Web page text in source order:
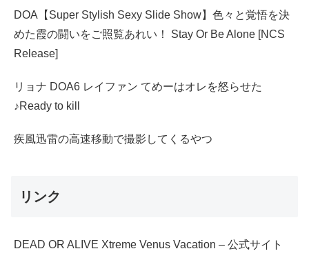
DOA【Super Stylish Sexy Slide Show】色々と覚悟を決
めた霞の闘いをご照覧あれい！ Stay Or Be Alone [NCS
Release]
リョナ DOA6 レイファン てめーはオレを怒らせた
♪Ready to kill
疾風迅雷の高速移動で撮影してくるやつ
リンク
DEAD OR ALIVE Xtreme Venus Vacation – 公式サイト